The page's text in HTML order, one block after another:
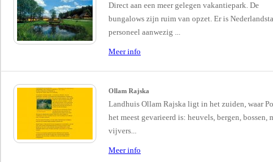
Direct aan een meer gelegen vakantiepark. De
bungalows zijn ruim van opzet. Er is
personeel aanwezig ...
Meer info
Ollam Rajska
Landhuis Ollam Rajska ligt in het zuiden, waar
het meest gevarieerd is: heuvels, bergen, bossen,
vijvers...
Meer info